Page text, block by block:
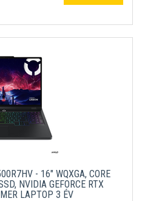
- 16" WQXGA, CORE
NVIDIA GEFORCE RTX
LAPTOP 3 ÉV